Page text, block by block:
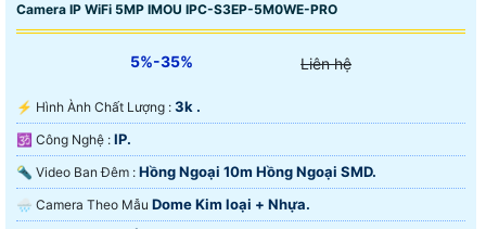
Camera IP WiFi 5MP IMOU IPC-S3EP-5M0WE-PRO
5%-35% Liên hệ
️⚡ Hình Ành Chất Lượng : 3k .
🕉️ Công Nghệ : IP.
🔦 Video Ban Đêm : Hồng Ngoại 10m Hồng Ngoại SMD.
🌧️ Camera Theo Mẫu Dome Kim loại + Nhựa.